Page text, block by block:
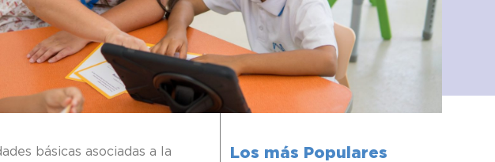
básicas asociadas a la
Los más Populares